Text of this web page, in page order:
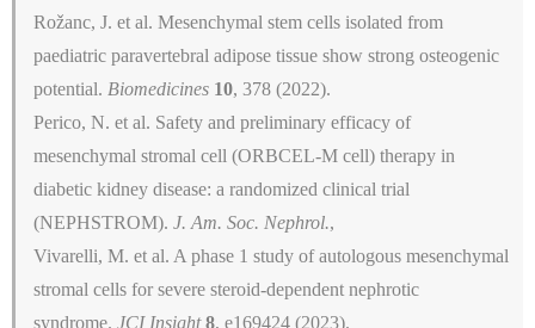
Rožanc, J. et al. Mesenchymal stem cells isolated from
paediatric paravertebral adipose tissue show strong osteogenic
potential. Biomedicines 10, 378 (2022).
Perico, N. et al. Safety and preliminary efficacy of
mesenchymal stromal cell (ORBCEL-M cell) therapy in
diabetic kidney disease: a randomized clinical trial
(NEPHSTROM). J. Am. Soc. Nephrol.,
Vivarelli, M. et al. A phase 1 study of autologous mesenchymal
stromal cells for severe steroid-dependent nephrotic
syndrome. JCI Insight 8, e169424 (2023).